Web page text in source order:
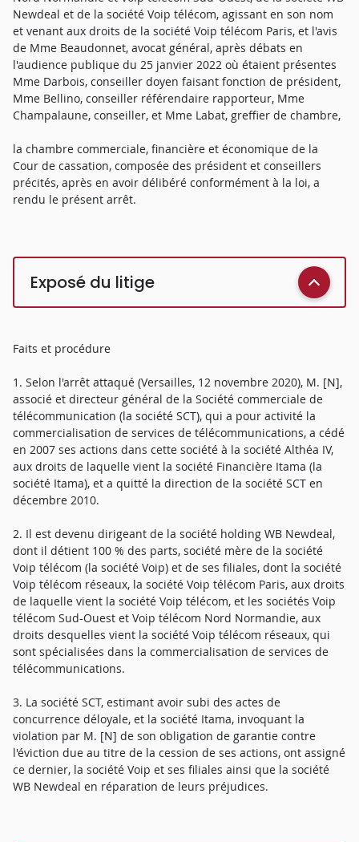
Newdeal et de la société Voip télécom, agissant en son nom
et venant aux droits de la société Voip télécom Paris, et l'avis
de Mme Beaudonnet, avocat général, après débats en
l'audience publique du 25 janvier 2022 où étaient présentes
Mme Darbois, conseiller doyen faisant fonction de président,
Mme Bellino, conseiller référendaire rapporteur, Mme
Champalaune, conseiller, et Mme Labat, greffier de chambre,
la chambre commerciale, financière et économique de la
Cour de cassation, composée des président et conseillers
précités, après en avoir délibéré conformément à la loi, a
rendu le présent arrêt.
Exposé du litige
Faits et procédure
1. Selon l'arrêt attaqué (Versailles, 12 novembre 2020), M. [N],
associé et directeur général de la Société commerciale de
télécommunication (la société SCT), qui a pour activité la
commercialisation de services de télécommunications, a cédé
en 2007 ses actions dans cette société à la société Althéa IV,
aux droits de laquelle vient la société Financière Itama (la
société Itama), et a quitté la direction de la société SCT en
décembre 2010.
2. Il est devenu dirigeant de la société holding WB Newdeal,
dont il détient 100 % des parts, société mère de la société
Voip télécom (la société Voip) et de ses filiales, dont la société
Voip télécom réseaux, la société Voip télécom Paris, aux droits
de laquelle vient la société Voip télécom, et les sociétés Voip
télécom Sud-Ouest et Voip télécom Nord Normandie, aux
droits desquelles vient la société Voip télécom réseaux, qui
sont spécialisées dans la commercialisation de services de
télécommunications.
3. La société SCT, estimant avoir subi des actes de
concurrence déloyale, et la société Itama, invoquant la
violation par M. [N] de son obligation de garantie contre
l'éviction due au titre de la cession de ses actions, ont assigné
ce dernier, la société Voip et ses filiales ainsi que la société
WB Newdeal en réparation de leurs préjudices.